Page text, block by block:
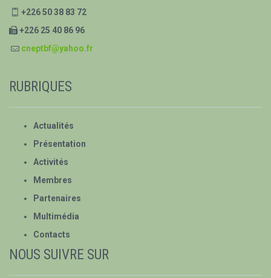
+226 50 38 83 72
+226 25 40 86 96
cneptbf@yahoo.fr
RUBRIQUES
Actualités
Présentation
Activités
Membres
Partenaires
Multimédia
Contacts
NOUS SUIVRE SUR